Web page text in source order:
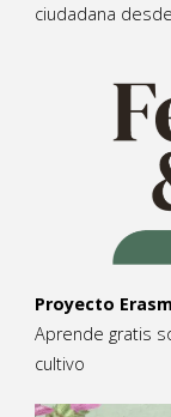
ciudadana desde
Proyecto
Aprende gratis
cultivo